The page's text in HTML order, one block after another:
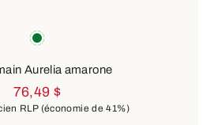
vert
Aurelia amarone
76,49 $
RLP (économie de 41%)